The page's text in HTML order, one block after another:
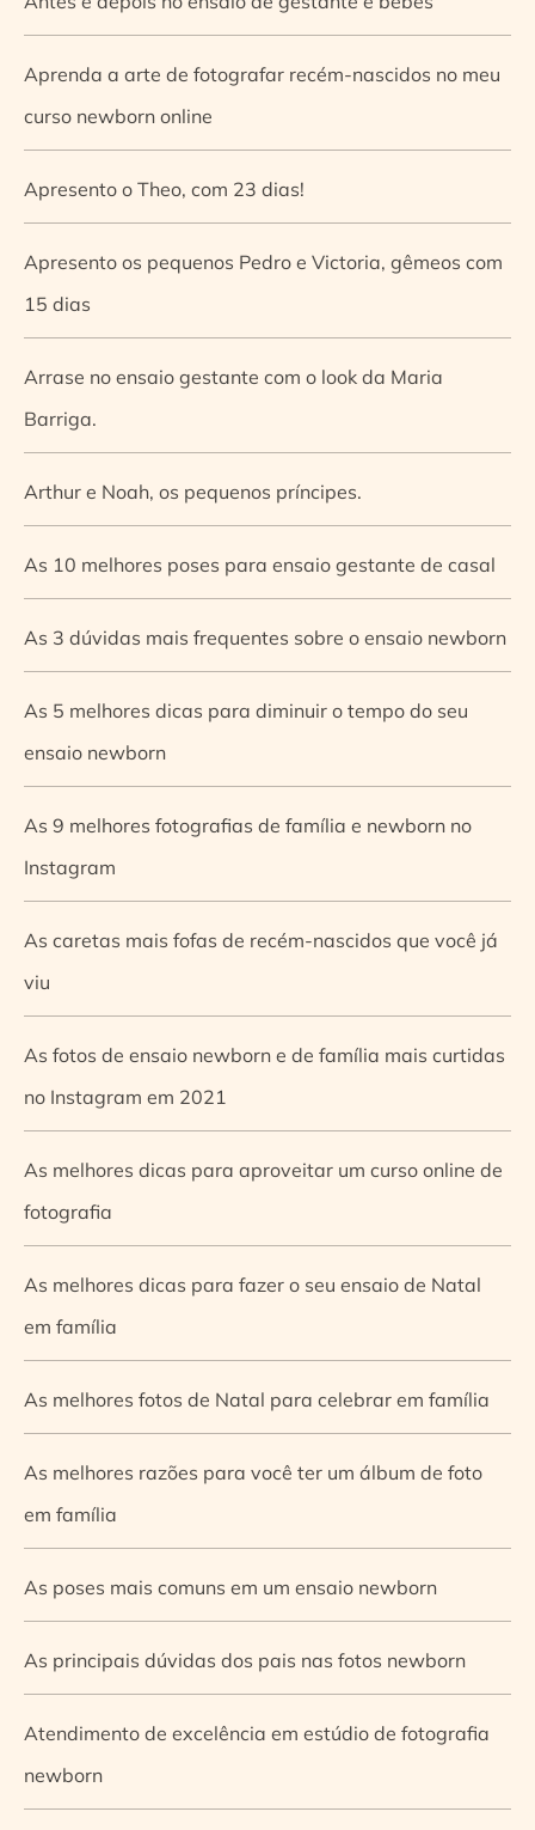
Aprenda a arte de fotografar recém-nascidos no meu
curso newborn online
Apresento o Theo, com 23 dias!
Apresento os pequenos Pedro e Victoria, gêmeos com
15 dias
Arrase no ensaio gestante com o look da Maria
Barriga.
Arthur e Noah, os pequenos príncipes.
As 10 melhores poses para ensaio gestante de casal
As 3 dúvidas mais frequentes sobre o ensaio newborn
As 5 melhores dicas para diminuir o tempo do seu
ensaio newborn
As 9 melhores fotografias de família e newborn no
Instagram
As caretas mais fofas de recém-nascidos que você já
viu
As fotos de ensaio newborn e de família mais curtidas
no Instagram em 2021
As melhores dicas para aproveitar um curso online de
fotografia
As melhores dicas para fazer o seu ensaio de Natal
em família
As melhores fotos de Natal para celebrar em família
As melhores razões para você ter um álbum de foto
em família
As poses mais comuns em um ensaio newborn
As principais dúvidas dos pais nas fotos newborn
Atendimento de excelência em estúdio de fotografia
newborn